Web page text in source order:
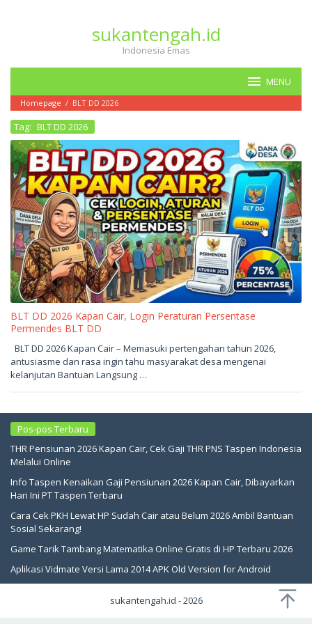
sukantengah.id
Indonesia Emas
MENU
Homepage / BLT DD 2026
Tag: BLT DD 2026
BLT DD 2026 Kapan Cair, Login Peraturan Persentase
Permendes BLT DD
Mei
2026
oleh
sukantengah
BLT DD 2026 Kapan Cair – Memasuki pertengahan tahun 2026,
antusiasme dan rasa ingin tahu masyarakat desa mengenai
kelanjutan Bantuan Langsung …
Pos-pos Terbaru
THR Pensiunan 2026 Kapan Cair, Cek Gaji THR PNS Taspen Indonesia
Melalui Online
Info Taspen Kenaikan Gaji Pensiunan 2026 Kapan Cair, Dibayarkan
Hari Ini PT Taspen Terbaru
Cara Cek PKH Lewat HP Sudah Cair atau Belum 2026 Ambil Bantuan
Sosial Sekarang!
Game Tarik Tambang Matematika Online Gratis di HP Terbaru 2026
Aplikasi Vidmate Versi Lama 2014 APK Old Version for Android
sukantengah.id - 2026